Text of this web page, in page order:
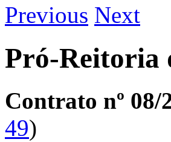
Previous Next
Pró-Reitoria
Contrato nº 08/
49)